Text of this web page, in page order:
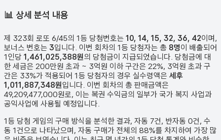
📊 상세 분석 내용
제 323회 로또 6/45의 1등 당첨번호는 10, 14, 15, 32, 36, 42이며,
보너스 번호는 3입니다. 이번 회차의 1등 당첨자는 총 8명이 배출되어
1인당 1,461,025,388원의 당첨금이 지급되었습니다. 당첨금에 대
한 세금은 200만원 초과 ~ 3억원 이하 구간은 22%, 3억원 초과 구
간은 33%가 적용되어 1등 당첨자의 경우 실수령액은 세후
1,011,887,348원입니다. 이번 회차의 총 판매금액은
49,209,477,000원로, 이는 복권 수익금의 일부가 국가 복지 사업과
공익사업에 사용될 예정입니다.
1등 당첨 게임의 구매 방식을 분석한 결과, 자동 7건, 반자동 0건, 수
동 1건 으로 나타났으며, 자동 구매가 전체의 88%를 차지하여 가장 많